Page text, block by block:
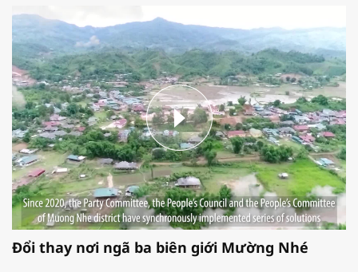
Đổi thay nơi ngã ba biên giới Mường Nhé